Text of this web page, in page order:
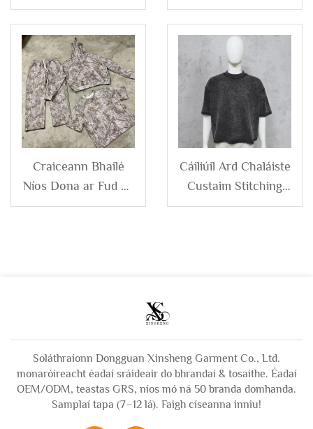
níocháin sean-stíle,
folamh, cotainne
mórmhéid, gléas
leathan, glan,
tréascuidéin
déanaimh do bhfear
Ardderanaigh,
Geansaí Triail Terry
Taobh le Stitching
Inbhuanaithe, Leaba
Leoraí Leathana
Baggy
Craiceann Bhailé
Níos Dona ar Fud an
Chalma Scoiteach
Cáiliúil Ard Chaláiste
Custaim Stitching
Idirdhifriúil do bhFir
Soláthraíonn Dongguan Xinsheng Garment Co., Ltd.
monaróireacht éadaí sráideair do bhrandaí & tosaithe. Éadaí
OEM/ODM, teastas GRS, níos mó ná 50 branda domhanda.
Samplaí tapa (7–12 lá). Faigh císeanna inniu!